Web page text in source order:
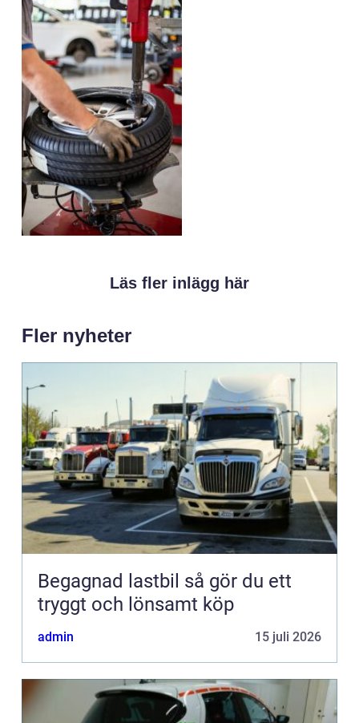
Läs fler inlägg här
Fler nyheter
Begagnad lastbil så gör du ett
tryggt och lönsamt köp
admin 15 juli 2026